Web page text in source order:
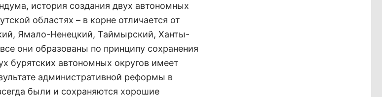
история создания двух автономных
областях – в корне отличается от
Ямало-Ненецкий, Таймырский, Ханты-
они образованы по принципу сохранения
бурятских автономных округов имеет
административной реформы в
были и сохраняются хорошие